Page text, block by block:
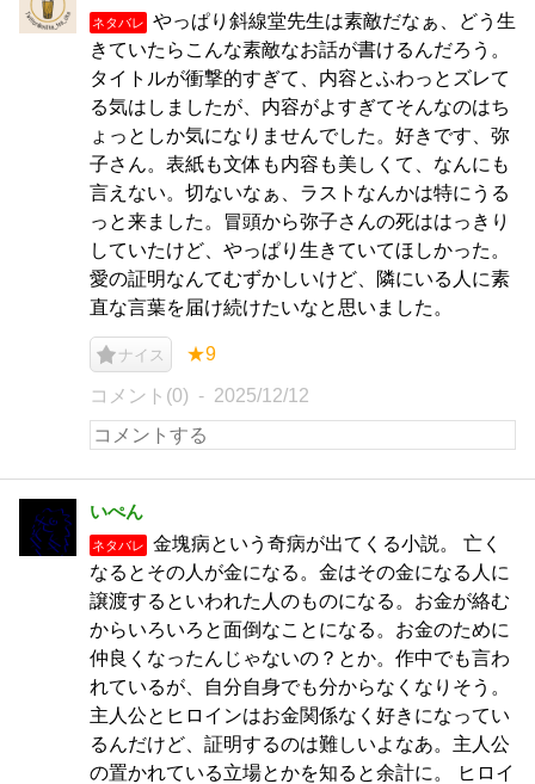
ネタバレ
やっぱり斜線堂先生は素敵だなぁ、どう生
きていたらこんな素敵なお話が書けるんだろう。
タイトルが衝撃的すぎて、内容とふわっとズレて
る気はしましたが、内容がよすぎてそんなのはち
ょっとしか気になりませんでした。好きです、弥
子さん。表紙も文体も内容も美しくて、なんにも
言えない。切ないなぁ、ラストなんかは特にうる
っと来ました。冒頭から弥子さんの死ははっきり
していたけど、やっぱり生きていてほしかった。
愛の証明なんてむずかしいけど、隣にいる人に素
直な言葉を届け続けたいなと思いました。
ナイス ★9
コメント(0) 2025/12/12
いぺん
ネタバレ
金塊病という奇病が出てくる小説。 亡く
なるとその人が金になる。金はその金になる人に
譲渡するといわれた人のものになる。お金が絡む
からいろいろと面倒なことになる。お金のために
仲良くなったんじゃないの？とか。作中でも言わ
れているが、自分自身でも分からなくなりそう。
主人公とヒロインはお金関係なく好きになってい
るんだけど、証明するのは難しいよなあ。主人公
の置かれている立場とかを知ると余計に。 ヒロイ